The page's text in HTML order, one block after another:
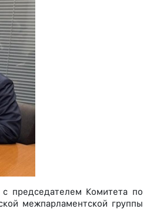
председателем Комитета по
межпарламентской группы